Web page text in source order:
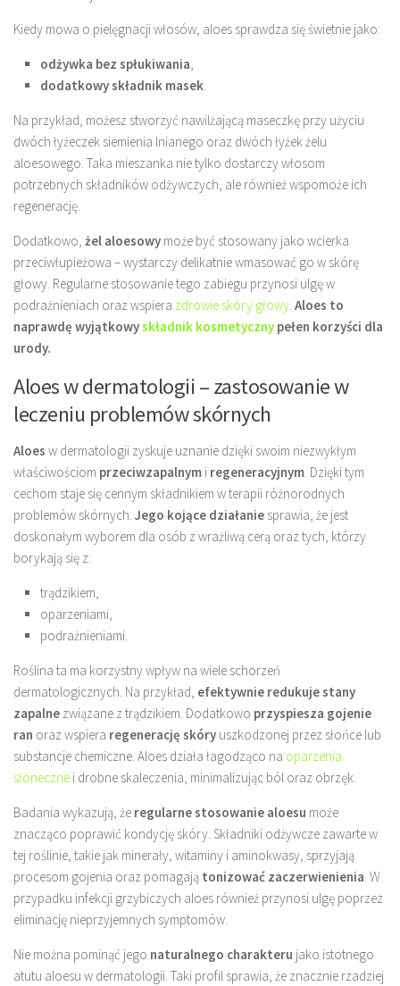
Kiedy mowa o pielęgnacji włosów, aloes sprawdza się świetnie jako:
odżywka bez spłukiwania,
dodatkowy składnik masek.
Na przykład, możesz stworzyć nawilżającą maseczkę przy użyciu
dwóch łyżeczek siemienia lnianego oraz dwóch łyżek żelu
aloesowego. Taka mieszanka nie tylko dostarczy włosom
potrzebnych składników odżywczych, ale również wspomoże ich
regenerację.
Dodatkowo, żel aloesowy może być stosowany jako wcierka
przeciwłupieżowa – wystarczy delikatnie wmasować go w skórę
głowy. Regularne stosowanie tego zabiegu przynosi ulgę w
podrażnieniach oraz wspiera zdrowie skóry głowy. Aloes to
naprawdę wyjątkowyskładnik kosmetyczny pełen korzyści dla
urody.
Aloes w dermatologii – zastosowanie w
leczeniu problemów skórnych
Aloes w dermatologii zyskuje uznanie dzięki swoim niezwykłym
właściwościom przeciwzapalnym i regeneracyjnym. Dzięki tym
cechom staje się cennym składnikiem w terapii różnorodnych
problemów skórnych. Jego kojące działanie sprawia, że jest
doskonałym wyborem dla osób z wrażliwą cerą oraz tych, którzy
borykają się z:
trądzikiem,
oparzeniami,
podrażnieniami.
Roślina ta ma korzystny wpływ na wiele schorzeń
dermatologicznych. Na przykład, efektywnie redukuje stany
zapalne związane z trądzikiem. Dodatkowo przyspiesza gojenie
ran oraz wspiera regenerację skóry uszkodzonej przez słońce lub
substancje chemiczne. Aloes działa łagodząco na oparzenia
słoneczne i drobne skaleczenia, minimalizując ból oraz obrzęk.
Badania wykazują, że regularne stosowanie aloesu może
znacząco poprawić kondycję skóry. Składniki odżywcze zawarte w
tej roślinie, takie jak minerały, witaminy i aminokwasy, sprzyjają
procesom gojenia oraz pomagają tonizować zaczerwienienia. W
przypadku infekcji grzybiczych aloes również przynosi ulgę poprzez
eliminację nieprzyjemnych symptomów.
Nie można pominąć jego naturalnego charakteru jako istotnego
atutu aloesu w dermatologii. Taki profil sprawia, że znacznie rzadziej